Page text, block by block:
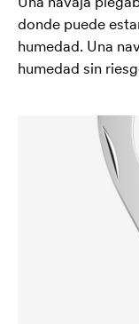
donde puede
humedad. Una
humedad sin